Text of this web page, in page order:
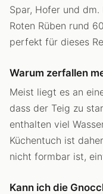
Spar, Hofer und
Roten Rüben rund
perfekt für dieses
Warum zerfallen
Meist liegt es an
dass der Teig zu
enthalten viel
Küchentuch ist
nicht formbar ist,
Kann ich die